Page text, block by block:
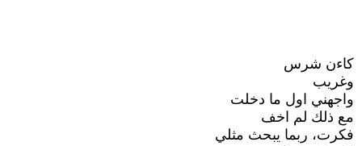
كاءن شرس
وغريب
واجهني اول ما دخلت
مع ذلك لم اخف
فكرت، ربما يبحث مثلي